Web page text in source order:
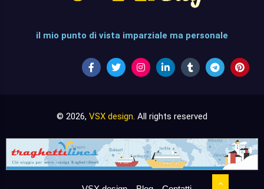
il mio punto di vista imparziale ma personale
© 2026, VSX design. All rights reserved